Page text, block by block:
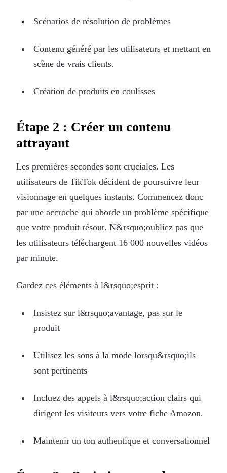
Scénarios de résolution de problèmes
Contenu généré par les utilisateurs et mettant en
scène de vrais clients.
Création de produits en coulisses
Étape 2 : Créer un contenu
attrayant
Les premières secondes sont cruciales. Les
utilisateurs de TikTok décident de poursuivre leur
visionnage en quelques instants. Commencez donc
par une accroche qui aborde un problème spécifique
que votre produit résout. N&rsquo;oubliez pas que
les utilisateurs téléchargent 16 000 nouvelles vidéos
par minute.
Gardez ces éléments à l&rsquo;esprit :
Insistez sur l&rsquo;avantage, pas sur le
produit
Utilisez les sons à la mode lorsqu&rsquo;ils
sont pertinents
Incluez des appels à l&rsquo;action clairs qui
dirigent les visiteurs vers votre fiche Amazon.
Maintenir un ton authentique et conversationnel